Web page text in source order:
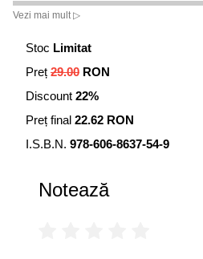
soția lui, împreună cu cele două
ce vor urma.
Școala vieții este o carte
demonstrează nu numai o
altele, pasajul în care descrie
Woodstock este de-a dreptul
Vezi mai mult ▷
Stoc Limitat
Preț 29.00 RON
Discount 22%
Preț final 22.62 RON
I.S.B.N. 978-606-8637-54-9
Notează